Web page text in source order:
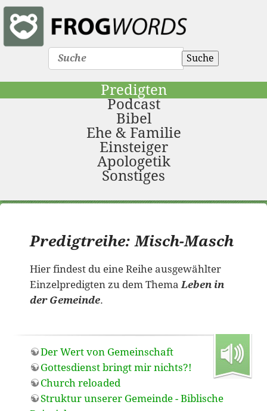
Suche
Predigten
Podcast
Bibel
Ehe & Familie
Einsteiger
Apologetik
Sonstiges
Predigtreihe: Misch-Masch
Hier findest du eine Reihe ausgewählter
Einzelpredigten zu dem ThemaLeben in
der Gemeinde.
Der Wert von Gemeinschaft
Gottesdienst bringt mir nichts?!
Church reloaded
Struktur unserer Gemeinde - Biblische